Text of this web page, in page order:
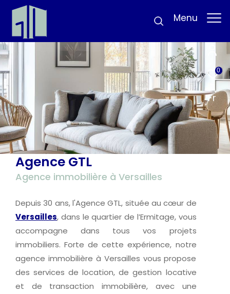
Menu
0
Fr
Agence GTL
Agence immobilière à Versailles
Depuis 30 ans, l'Agence GTL, située au cœur de
Versailles, dans le quartier de l’Ermitage, vous
accompagne dans tous vos projets
immobiliers. Forte de cette expérience, notre
agence immobilière à Versailles vous propose
des services de location, de gestion locative
et de transaction immobilière, avec une